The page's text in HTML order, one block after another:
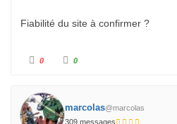
Fiabilité du site à confirmer ?
C
l
e
z
p
o
0
C
l
z
p
o
0
marcolas@marcolas
309 messages